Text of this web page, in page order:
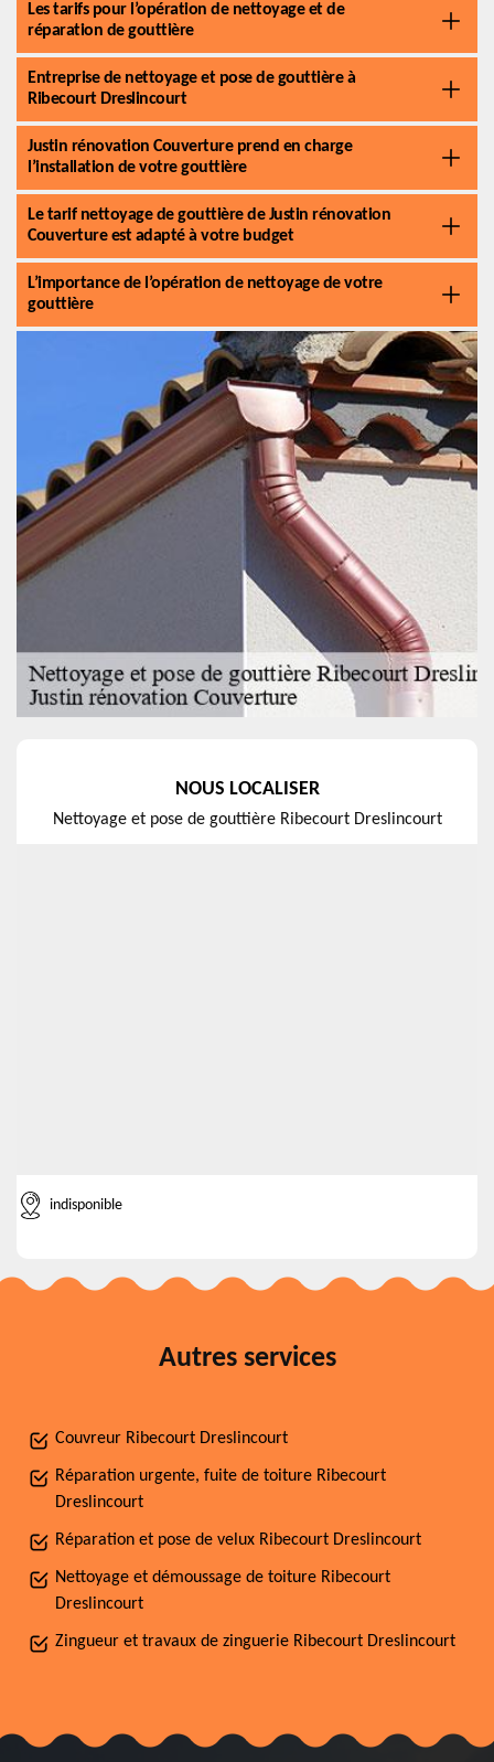
Les tarifs pour l’opération de nettoyage et de
réparation de gouttière
Entreprise de nettoyage et pose de gouttière à
Ribecourt Dreslincourt
Justin rénovation Couverture prend en charge
l’installation de votre gouttière
Le tarif nettoyage de gouttière de Justin rénovation
Couverture est adapté à votre budget
L’importance de l’opération de nettoyage de votre
gouttière
NOUS LOCALISER
Nettoyage et pose de gouttière Ribecourt Dreslincourt
indisponible
Autres services
Couvreur Ribecourt Dreslincourt
Réparation urgente, fuite de toiture Ribecourt
Dreslincourt
Réparation et pose de velux Ribecourt Dreslincourt
Nettoyage et démoussage de toiture Ribecourt
Dreslincourt
Zingueur et travaux de zinguerie Ribecourt Dreslincourt